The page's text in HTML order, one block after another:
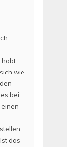
habt
wie
bei
einen
das